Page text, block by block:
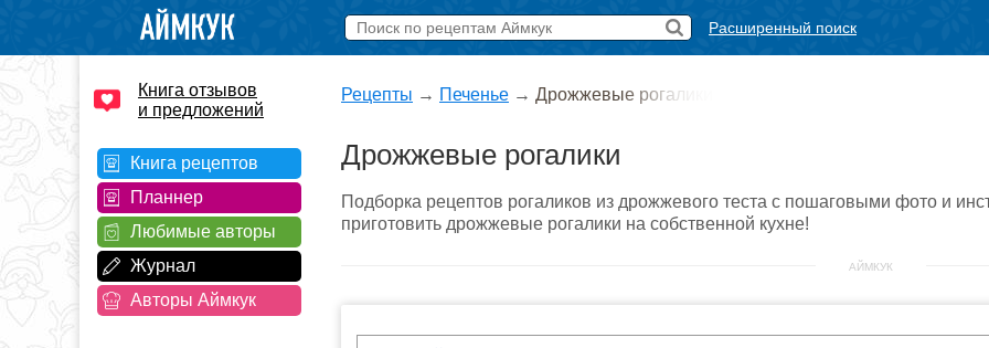
Расширенный поиск
Книга отзывов
и предложений
Книга рецептов
Планнер
Любимые авторы
Журнал
Авторы Аймкук
Рецепты → Печенье → Дрожжевые рогалики
Дрожжевые рогалики
Подборка рецептов рогаликов из дрожжевого теста с пошаговыми фото и
приготовить дрожжевые рогалики на собственной кухне!
АЙМКУК